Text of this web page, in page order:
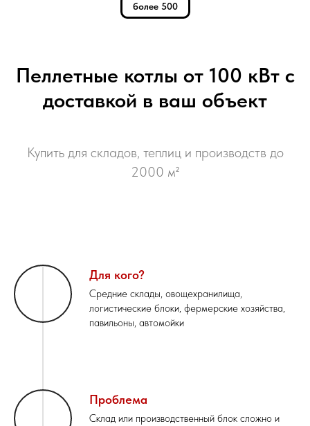
более 500
Пеллетные котлы от 100 кВт с
доставкой в ваш объект
Купить для складов, теплиц и производств до
2000 м²
Для кого?
Средние склады, овощехранилища,
логистические блоки, фермерские хозяйства,
павильоны, автомойки
Проблема
Склад или производственный блок сложно и